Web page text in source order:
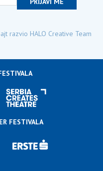
razvio HALO Creative Team
FESTIVALA